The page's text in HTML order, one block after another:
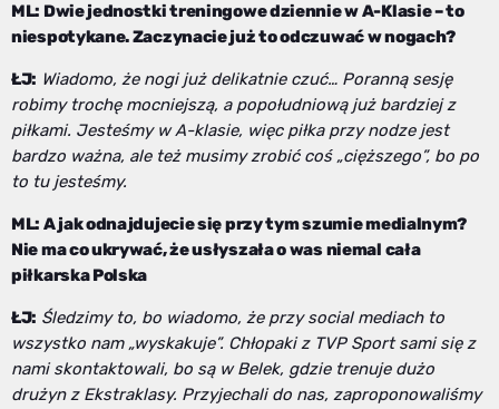
ML: Dwie jednostki treningowe dziennie w A-Klasie – to
niespotykane. Zaczynacie już to odczuwać w nogach?
ŁJ: Wiadomo, że nogi już delikatnie czuć… Poranną sesję
robimy trochę mocniejszą, a popołudniową już bardziej z
piłkami. Jesteśmy w A-klasie, więc piłka przy nodze jest
bardzo ważna, ale też musimy zrobić coś „cięższego”, bo po
to tu jesteśmy.
ML: A jak odnajdujecie się przy tym szumie medialnym?
Nie ma co ukrywać, że usłyszała o was niemal cała
piłkarska Polska
ŁJ: Śledzimy to, bo wiadomo, że przy social mediach to
wszystko nam „wyskakuje”. Chłopaki z TVP Sport sami się z
nami skontaktowali, bo są w Belek, gdzie trenuje dużo
drużyn z Ekstraklasy. Przyjechali do nas, zaproponowaliśmy